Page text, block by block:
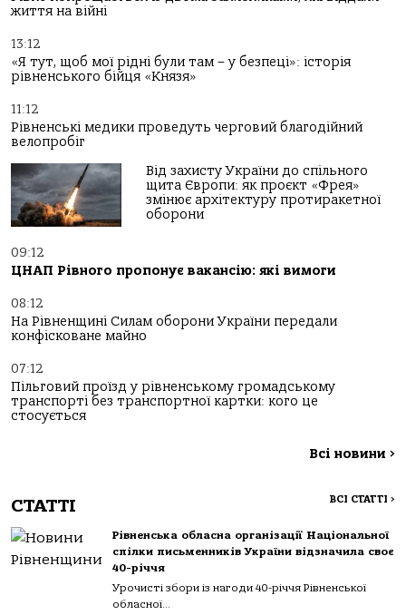
життя на війні
13:12
«Я тут, щоб мої рідні були там – у безпеці»: історія
рівненського бійця «Князя»
11:12
Рівненські медики проведуть черговий благодійний
велопробіг
Від захисту України до спільного
щита Європи: як проєкт «Фрея»
змінює архітектуру протиракетної
оборони
09:12
ЦНАП Рівного пропонує вакансію: які вимоги
08:12
На Рівненщині Силам оборони України передали
конфісковане майно
07:12
Пільговий проїзд у рівненському громадському
транспорті без транспортної картки: кого це
стосується
Всі новини >
СТАТТІ ВСІ СТАТТІ >
Рівненська обласна організації Національної
спілки письменників України відзначила своє
40-річчя
Урочисті збори із нагоди 40-річчя Рівненської
обласної...